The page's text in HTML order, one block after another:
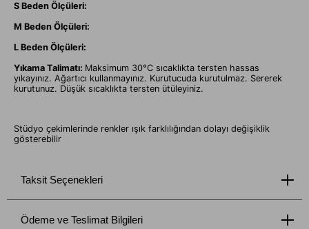
S Beden Ölçüleri:
M Beden Ölçüleri:
L Beden Ölçüleri:
Yıkama Talimatı: Maksimum 30°C sıcaklıkta tersten hassas
yıkayınız. Ağartıcı kullanmayınız. Kurutucuda kurutulmaz. Sererek
kurutunuz. Düşük sıcaklıkta tersten ütüleyiniz.
Stüdyo çekimlerinde renkler ışık farklılığından dolayı değişiklik
gösterebilir
Taksit Seçenekleri
Ödeme ve Teslimat Bilgileri